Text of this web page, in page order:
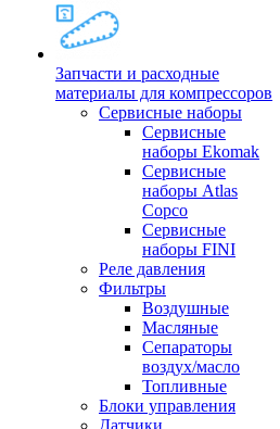
Запчасти и расходные
материалы для компрессоров
Cервисные наборы
Сервисные
наборы Ekomak
Cервисные
наборы Atlas
Copco
Сервисные
наборы FINI
Реле давления
Фильтры
Воздушные
Масляные
Сепараторы
воздух/масло
Топливные
Блоки управления
Датчики